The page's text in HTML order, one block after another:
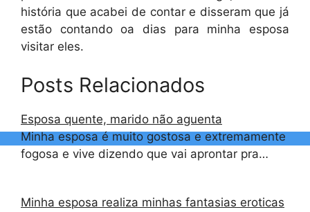
história que acabei de contar e disseram que já
estão contando oa dias para minha esposa
visitar eles.
Posts Relacionados
Esposa quente, marido não aguenta
Minha esposa é muito gostosa e extremamente
fogosa e vive dizendo que vai aprontar pra…
Minha esposa realiza minhas fantasias eroticas